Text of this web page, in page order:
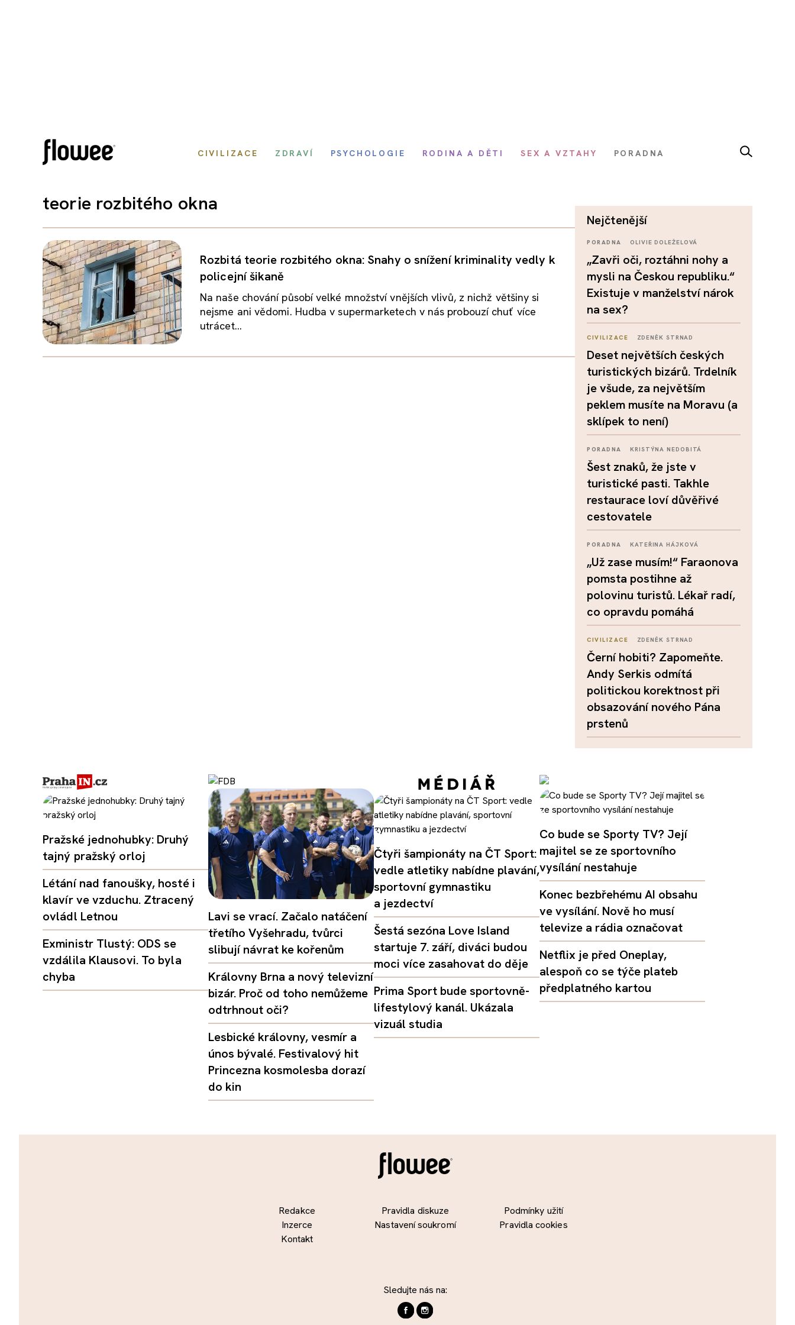
CIVILIZACE ZDRAVÍ PSYCHOLOGIE RODINA A DĚTI SEX A VZTAHY PORADNA
teorie rozbitého okna
Rozbitá teorie rozbitého okna: Snahy o snížení kriminality vedly k
policejní šikaně
Na naše chování působí velké množství vnějších vlivů, z nichž většiny si
nejsme ani vědomi. Hudba v supermarketech v nás probouzí chuť více
utrácet...
nejčtenější
PORADNA OLIVIE DOLEŽELOVÁ
„Zavři oči, roztáhni nohy a
mysli na Českou republiku.“
Existuje v manželství nárok
na sex?
CIVILIZACE ZDENĚK STRNAD
Deset největších českých
turistických bizárů. Trdelník
je všude, za největším
peklem musíte na Moravu (a
sklípek to není)
PORADNA KRISTÝNA NEDOBITÁ
Šest znaků, že jste v
turistické pasti. Takhle
restaurace loví důvěřivé
cestovatele
PORADNA KATEŘINA HÁJKOVÁ
„Už zase musím!“ Faraonova
pomsta postihne až
polovinu turistů. Lékař radí,
co opravdu pomáhá
CIVILIZACE ZDENĚK STRNAD
Černí hobiti? Zapomeňte.
Andy Serkis odmítá
politickou korektnost při
obsazování nového Pána
prstenů
Pražské jednohubky: Druhý
tajný pražský orloj
Létání nad fanoušky, hosté i
klavír ve vzduchu. Ztracený
ovládl Letnou
Exministr Tlustý: ODS se
vzdálila Klausovi. To byla
chyba
Lavi se vrací. Začalo natáčení
třetího Vyšehradu, tvůrci
slibují návrat ke kořenům
Královny Brna a nový televizní
bizár. Proč od toho nemůžeme
odtrhnout oči?
Lesbické královny, vesmír a
únos bývalé. Festivalový hit
Princezna kosmolesba dorazí
do kin
Čtyři šampionáty na ČT Sport:
vedle atletiky nabídne plavání,
sportovní gymnastiku
a jezdectví
Šestá sezóna Love Island
startuje 7. září, diváci budou
moci více zasahovat do děje
Prima Sport bude sportovně-
lifestylový kanál. Ukázala
vizuál studia
Co bude se Sporty TV? Její
majitel se ze sportovního
vysílání nestahuje
Konec bezbřehému AI obsahu
ve vysílání. Nově ho musí
televize a rádia označovat
Netflix je před Oneplay,
alespoň co se týče plateb
předplatného kartou
Redakce
Inzerce
Kontakt
Pravidla diskuze
Nastavení soukromí
Podmínky užití
Pravidla cookies
Sledujte nás na: